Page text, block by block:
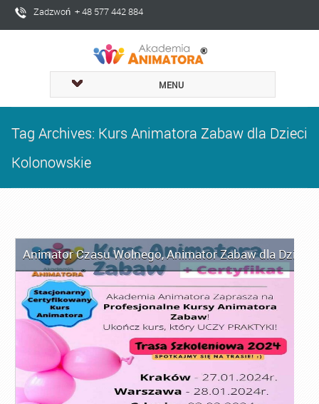
Zadzwoń + 48 577 442 884
MENU
Tag Archives: Kurs Animatora Zabaw dla Dzieci
Kolonowskie
Animator Czasu Wolnego,Animator Zabaw dla Dzieci